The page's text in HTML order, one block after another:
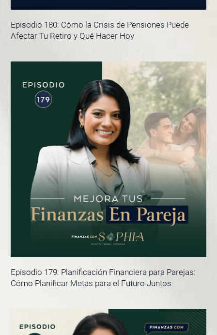
Episodio 180: Cómo la Crisis de Pensiones Puede
Afectar Tu Retiro y Qué Hacer Hoy
Episodio 179: Planificación Financiera para Parejas:
Cómo Planificar Metas para el Futuro Juntos